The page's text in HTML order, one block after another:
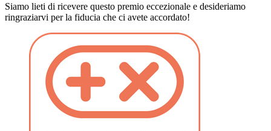
Siamo lieti di ricevere questo premio eccezionale e desideriamo
ringraziarvi per la fiducia che ci avete accordato!